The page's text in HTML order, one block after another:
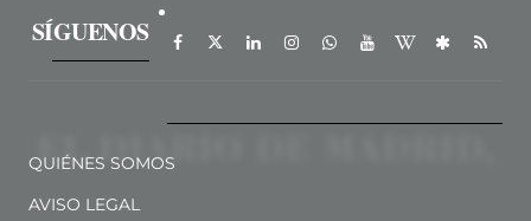
SÍGUENOS
QUIÉNES SOMOS
AVISO LEGAL